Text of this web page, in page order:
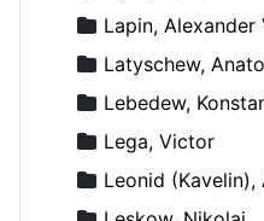
Lapin, Alexander
Latyschew,
Lebedew,
Lega, Victor
Leonid